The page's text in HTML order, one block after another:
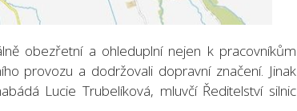
obezřetní a ohleduplní nejen k pracovníkům
provozu a dodržovali dopravní značení. Jinak
Lucie Trubelíková, mluvčí Ředitelství silnic